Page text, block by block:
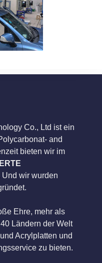
Co., Ltd ist ein
and
bieten wir im
Und wir wurden
Ehre, mehr als
Ländern der Welt
Acrylplatten und
zu bieten.